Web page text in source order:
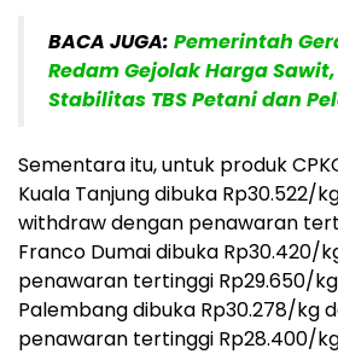
BACA JUGA: Pemerintah
Redam Gejolak Harga
Stabilitas TBS Petani dan
Sementara itu, untuk produk
Kuala Tanjung dibuka Rp30.522/
withdraw dengan penawaran
Franco Dumai dibuka Rp30.420/
penawaran tertinggi Rp29.650/
Palembang dibuka Rp30.278/kg
penawaran tertinggi Rp28.400/